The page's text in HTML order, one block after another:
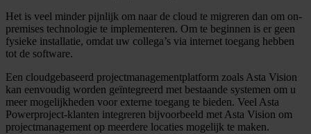
Het is veel minder pijnlijk om naar de cloud te migreren dan om on-
premises technologie te implementeren. Om te beginnen is er geen
fysieke installatie, omdat uw collega’s via internet toegang hebben
tot de software.
Een cloudgebaseerd projectmanagementplatform zoals Asta Vision
kan eenvoudig worden geïntegreerd met bestaande systemen om u
meer mogelijkheden voor externe toegang te bieden. Veel Asta
Powerproject-klanten integreren bijvoorbeeld met Asta Vision om
projectmanagement op meerdere locaties mogelijk te maken.